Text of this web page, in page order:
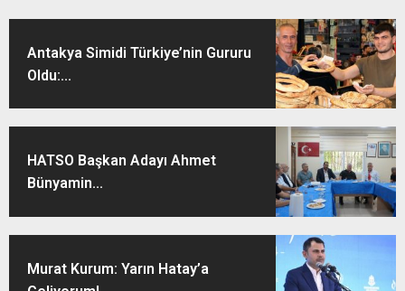
Antakya Simidi Türkiye’nin Gururu
Oldu:...
HATSO Başkan Adayı Ahmet
Bünyamin...
Murat Kurum: Yarın Hatay’a